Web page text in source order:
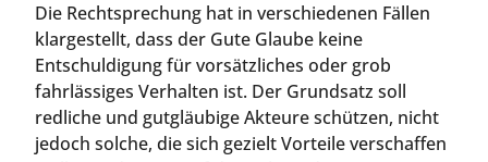
Die Rechtsprechung hat in verschiedenen Fällen
klargestellt, dass der Gute Glaube keine
Entschuldigung für vorsätzliches oder grob
fahrlässiges Verhalten ist. Der Grundsatz soll
redliche und gutgläubige Akteure schützen, nicht
jedoch solche, die sich gezielt Vorteile verschaffen